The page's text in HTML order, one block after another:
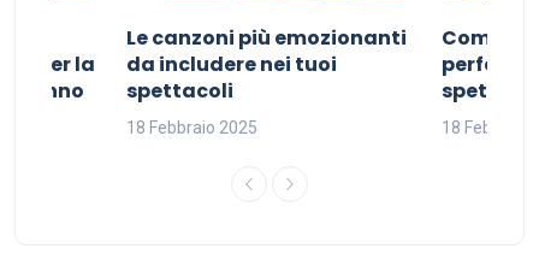
per la
sonno
Le canzoni più emozionanti
da includere nei tuoi
spettacoli
18 Febbraio 2025
Come
perfetta
18 Febbraio